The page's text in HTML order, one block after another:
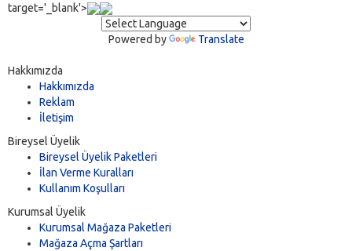
target='_blank'>
Powered by Translate
Hakkımızda
Hakkımızda
Reklam
İletişim
Bireysel Üyelik
Bireysel Üyelik Paketleri
İlan Verme Kuralları
Kullanım Koşulları
Kurumsal Üyelik
Kurumsal Mağaza Paketleri
Mağaza Açma Şartları